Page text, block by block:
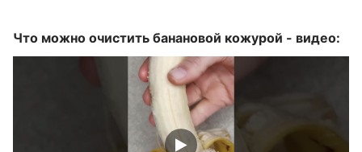
Что можно очистить банановой кожурой - видео: